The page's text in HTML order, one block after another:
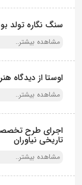
سنگ نگاره تولد
مشاهده بیشتر..
اوستا از دیدگاه
مشاهده بیشتر..
اجرای طرح
تاریخی نیاوران
مشاهده بیشتر..